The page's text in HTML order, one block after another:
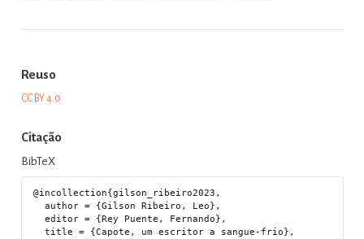
Reuso
CC BY 4.0
Citação
BibTeX
@incollection{gilson_ribeiro2023,
  author = {Gilson Ribeiro, Leo},
  editor = {Rey Puente, Fernando},
  title = {Capote, um escritor a sangue-frio},